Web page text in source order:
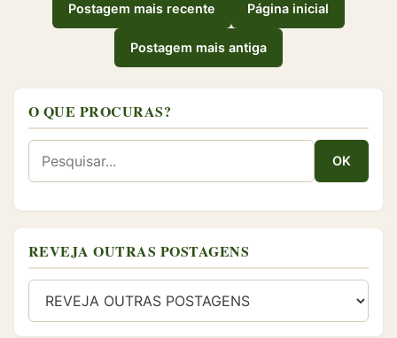
Postagem mais recente Página inicial
Postagem mais antiga
O QUE PROCURAS?
OK
REVEJA OUTRAS POSTAGENS